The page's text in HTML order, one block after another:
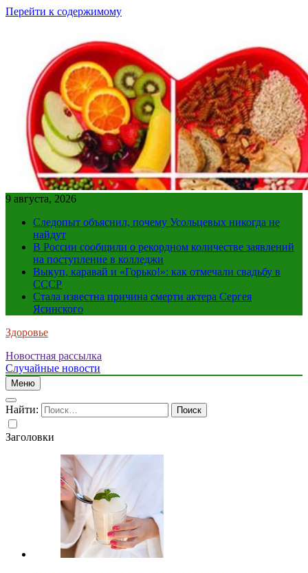
Перейти к содержимому
9 августа, 2026
Следопыт объяснил, почему Усольцевых никогда не
найдут
В России сообщили о рекордном количестве заявлений
на поступление в колледжи
Выкуп, каравай и «Горько!»: как отмечали свадьбу в
СССР
Стала известна причина смерти актера Сергея
Ясинского
Здоровье
Новостная рассылка
Случайные новости
Меню
Найти:
Заголовки